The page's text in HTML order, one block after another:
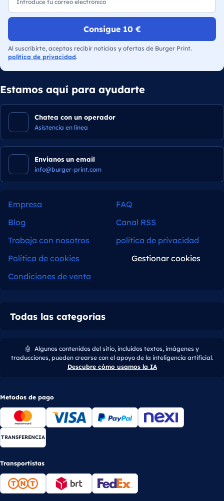
Consigue 10 €
Al suscribirte, aceptas recibir noticias y ofertas de Burger Print.
política de privacidad.
Estamos aquí para ayudarte
Chatea con un operador
Asistencia en línea
Envianos un email
info@burger-print.com
Empresa
FAQ
Blog
Canal RSS
Trabaja con nosotros
política de privacidad
Política de cookies
Gestionar cookies
Condiciones de venta
Todas las categorías
🤖 Algunos contenidos del sitio, incluidos textos, imágenes y
traducciones, pueden crearse con el apoyo de la inteligencia artificial.
Descubre cómo usamos la IA
Metodos de pago
TRANSFERENCIA
Transportistas